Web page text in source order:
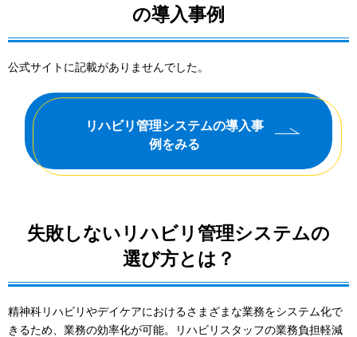
の導入事例
公式サイトに記載がありませんでした。
リハビリ管理システムの導入事
例をみる
失敗しないリハビリ管理システムの
選び方とは？
精神科リハビリやデイケアにおけるさまざまな業務をシステム化で
きるため、業務の効率化が可能。リハビリスタッフの業務負担軽減